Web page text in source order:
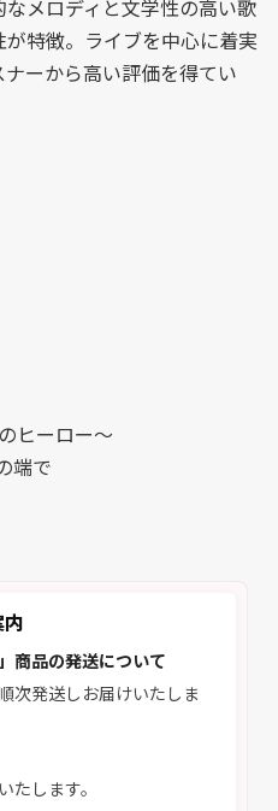
メロディと文学性の高い歌
特徴。ライブを中心に着実
ーから高い評価を得てい
ヒーロー～
端で
商品の発送について
次発送しお届けいたしま
たします。